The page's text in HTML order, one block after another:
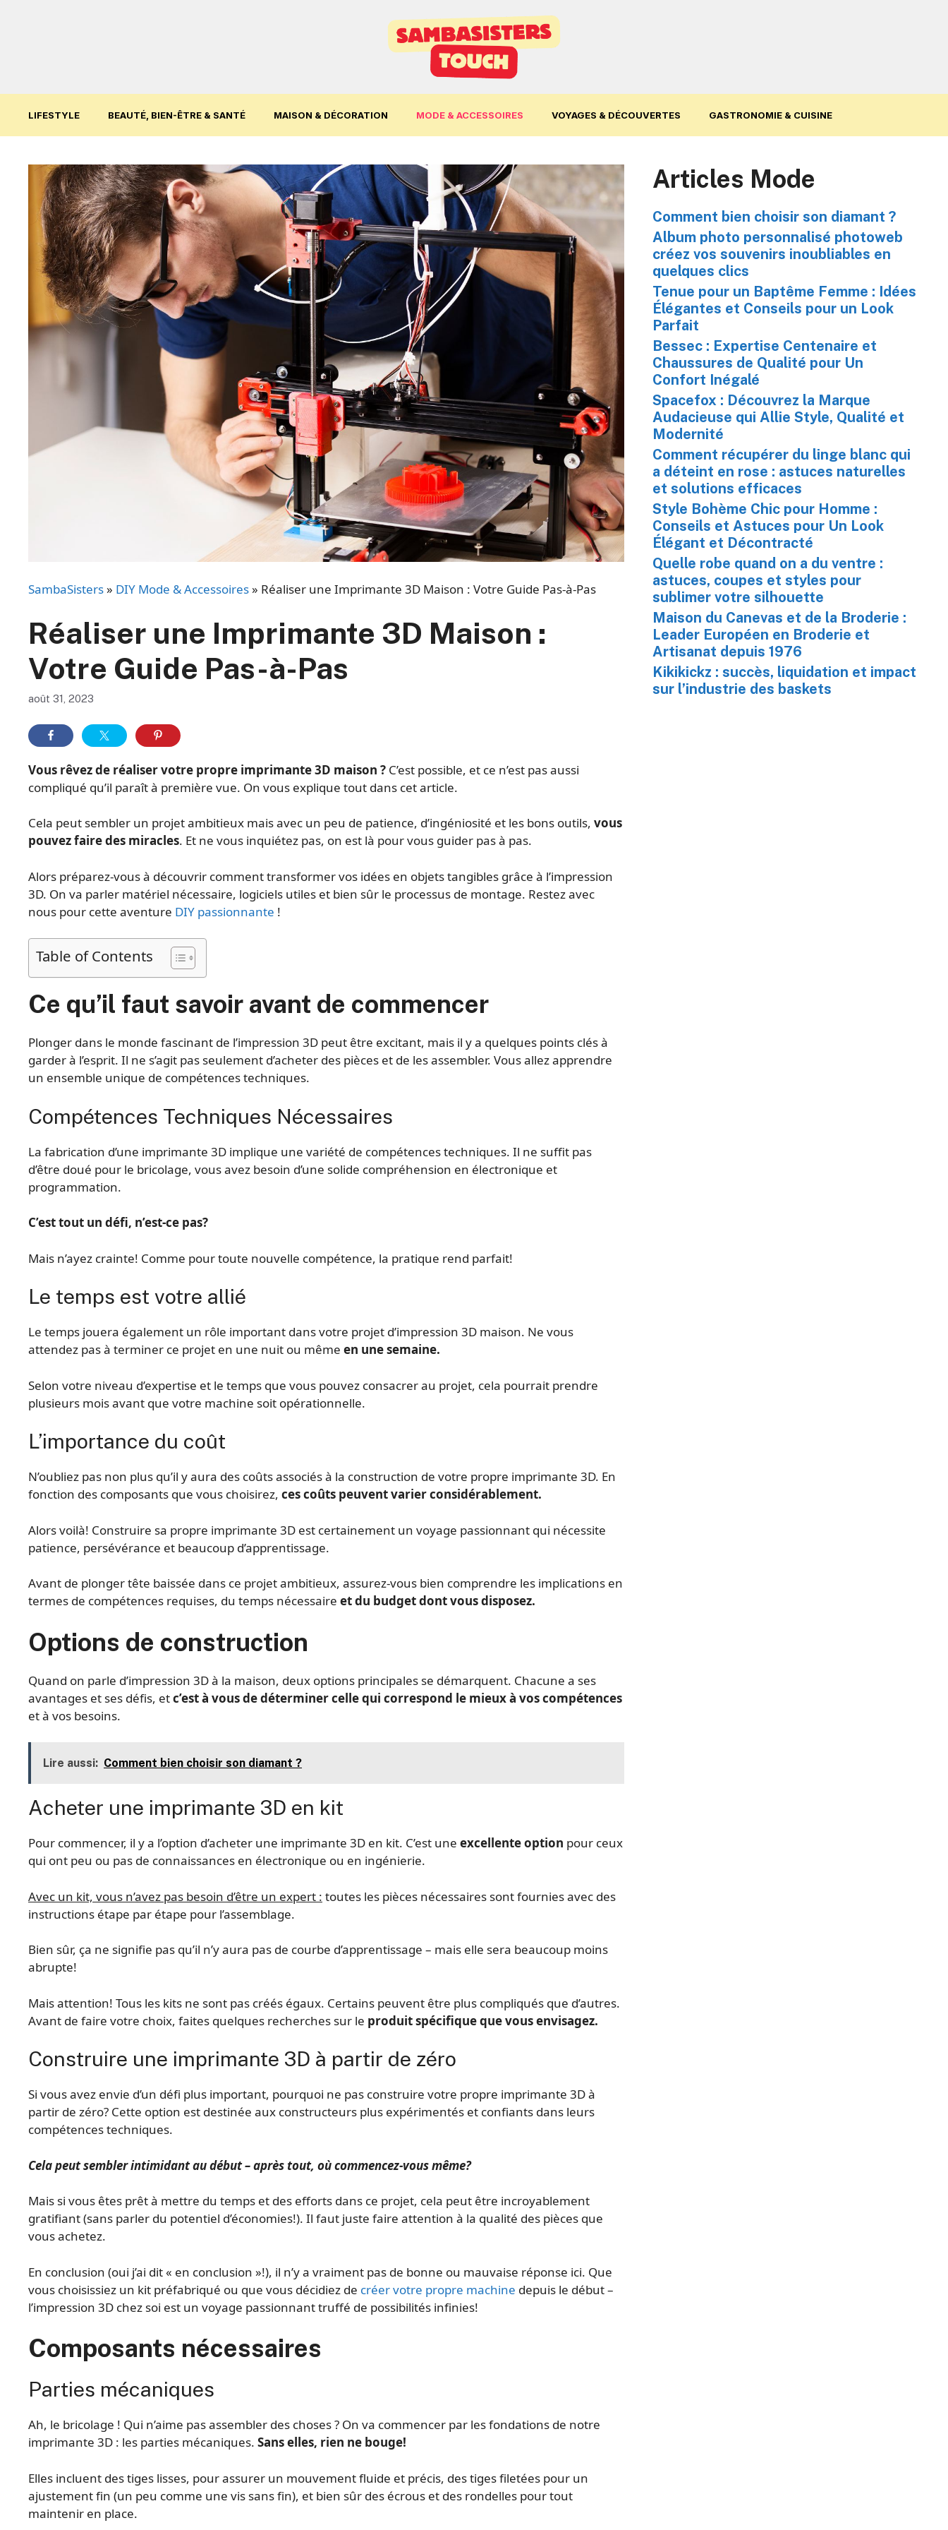
LIFESTYLE BEAUTÉ, BIEN-ÊTRE & SANTÉ MAISON & DÉCORATION MODE & ACCESSOIRES VOYAGES & DÉCOUVERTES GASTRONOMIE & CUISINE
SambaSisters» DIY Mode & Accessoires» Réaliser une Imprimante 3D Maison : Votre Guide Pas-à-Pas
Réaliser une Imprimante 3D Maison :
Votre Guide Pas-à-Pas
août 31, 2023
Vous rêvez de réaliser votre propre imprimante 3D maison ? C’est possible, et ce n’est pas aussi
compliqué qu’il paraît à première vue. On vous explique tout dans cet article.
Cela peut sembler un projet ambitieux mais avec un peu de patience, d’ingéniosité et les bons outils, vous
pouvez faire des miracles. Et ne vous inquiétez pas, on est là pour vous guider pas à pas.
Alors préparez-vous à découvrir comment transformer vos idées en objets tangibles grâce à l’impression
3D. On va parler matériel nécessaire, logiciels utiles et bien sûr le processus de montage. Restez avec
nous pour cette aventure DIY passionnante !
Table of Contents
Ce qu’il faut savoir avant de commencer
Plonger dans le monde fascinant de l’impression 3D peut être excitant, mais il y a quelques points clés à
garder à l’esprit. Il ne s’agit pas seulement d’acheter des pièces et de les assembler. Vous allez apprendre
un ensemble unique de compétences techniques.
Compétences Techniques Nécessaires
La fabrication d’une imprimante 3D implique une variété de compétences techniques. Il ne suffit pas
d’être doué pour le bricolage, vous avez besoin d’une solide compréhension en électronique et
programmation.
C’est tout un défi, n’est-ce pas?
Mais n’ayez crainte! Comme pour toute nouvelle compétence, la pratique rend parfait!
Le temps est votre allié
Le temps jouera également un rôle important dans votre projet d’impression 3D maison. Ne vous
attendez pas à terminer ce projet en une nuit ou même en une semaine.
Selon votre niveau d’expertise et le temps que vous pouvez consacrer au projet, cela pourrait prendre
plusieurs mois avant que votre machine soit opérationnelle.
L’importance du coût
N’oubliez pas non plus qu’il y aura des coûts associés à la construction de votre propre imprimante 3D. En
fonction des composants que vous choisirez, ces coûts peuvent varier considérablement.
Alors voilà! Construire sa propre imprimante 3D est certainement un voyage passionnant qui nécessite
patience, persévérance et beaucoup d’apprentissage.
Avant de plonger tête baissée dans ce projet ambitieux, assurez-vous bien comprendre les implications en
termes de compétences requises, du temps nécessaire et du budget dont vous disposez.
Options de construction
Quand on parle d’impression 3D à la maison, deux options principales se démarquent. Chacune a ses
avantages et ses défis, etc’est à vous de déterminer celle qui correspond le mieux à vos compétences
et à vos besoins.
Lire aussi: Comment bien choisir son diamant ?
Acheter une imprimante 3D en kit
Pour commencer, il y a l’option d’acheter une imprimante 3D en kit. C’est une excellente option pour ceux
qui ont peu ou pas de connaissances en électronique ou en ingénierie.
Avec un kit, vous n’avez pas besoin d’être un expert : toutes les pièces nécessaires sont fournies avec des
instructions étape par étape pour l’assemblage.
Bien sûr, ça ne signifie pas qu’il n’y aura pas de courbe d’apprentissage – mais elle sera beaucoup moins
abrupte!
Mais attention! Tous les kits ne sont pas créés égaux. Certains peuvent être plus compliqués que d’autres.
Avant de faire votre choix, faites quelques recherches sur le produit spécifique que vous envisagez.
Construire une imprimante 3D à partir de zéro
Si vous avez envie d’un défi plus important, pourquoi ne pas construire votre propre imprimante 3D à
partir de zéro? Cette option est destinée aux constructeurs plus expérimentés et confiants dans leurs
compétences techniques.
Cela peut sembler intimidant au début – après tout, où commencez-vous même?
Mais si vous êtes prêt à mettre du temps et des efforts dans ce projet, cela peut être incroyablement
gratifiant (sans parler du potentiel d’économies!). Il faut juste faire attention à la qualité des pièces que
vous achetez.
En conclusion (oui j’ai dit « en conclusion »!), il n’y a vraiment pas de bonne ou mauvaise réponse ici. Que
vous choisissiez un kit préfabriqué ou que vous décidiez de créer votre propre machine depuis le début –
l’impression 3D chez soi est un voyage passionnant truffé de possibilités infinies!
Composants nécessaires
Parties mécaniques
Ah, le bricolage ! Qui n’aime pas assembler des choses ? On va commencer par les fondations de notre
imprimante 3D : les parties mécaniques. Sans elles, rien ne bouge!
Elles incluent des tiges lisses, pour assurer un mouvement fluide et précis, des tiges filetées pour un
ajustement fin (un peu comme une vis sans fin), et bien sûr des écrous et des rondelles pour tout
maintenir en place.
Articles Mode
Comment bien choisir son diamant ?
Album photo personnalisé photoweb
créez vos souvenirs inoubliables en
quelques clics
Tenue pour un Baptême Femme : Idées
Élégantes et Conseils pour un Look
Parfait
Bessec : Expertise Centenaire et
Chaussures de Qualité pour Un
Confort Inégalé
Spacefox : Découvrez la Marque
Audacieuse qui Allie Style, Qualité et
Modernité
Comment récupérer du linge blanc qui
a déteint en rose : astuces naturelles
et solutions efficaces
Style Bohème Chic pour Homme :
Conseils et Astuces pour Un Look
Élégant et Décontracté
Quelle robe quand on a du ventre :
astuces, coupes et styles pour
sublimer votre silhouette
Maison du Canevas et de la Broderie :
Leader Européen en Broderie et
Artisanat depuis 1976
Kikikickz : succès, liquidation et impact
sur l’industrie des baskets